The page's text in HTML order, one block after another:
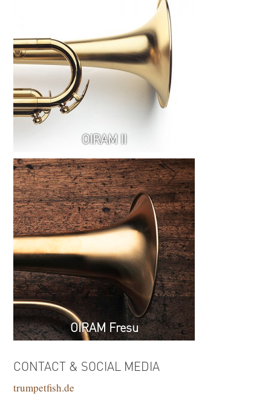
OIRAM II
OIRAM Fresu
CONTACT & SOCIAL MEDIA
trumpetfish.de